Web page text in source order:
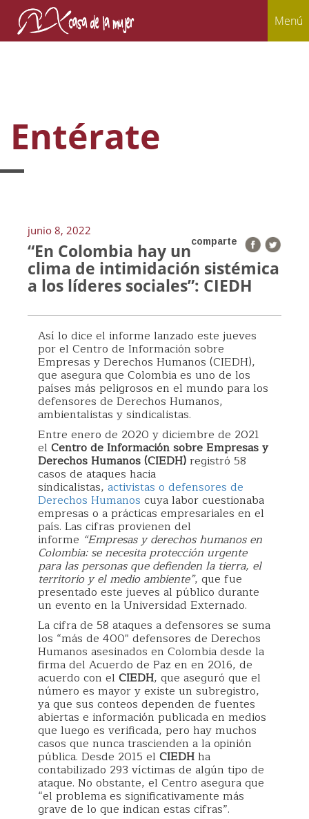
Menú
Entérate
junio 8, 2022
comparte
“En Colombia hay un
clima de intimidación sistémica
a los líderes sociales”: CIEDH
Así lo dice el informe lanzado este jueves
por el Centro de Información sobre
Empresas y Derechos Humanos (CIEDH),
que asegura que Colombia es uno de los
países más peligrosos en el mundo para los
defensores de Derechos Humanos,
ambientalistas y sindicalistas.
Entre enero de 2020 y diciembre de 2021
el Centro de Información sobre Empresas y
Derechos Humanos (CIEDH)registró 58
casos de ataques hacia
sindicalistas, activistas o defensores de
Derechos Humanos cuya labor cuestionaba
empresas o a prácticas empresariales en el
país. Las cifras provienen del
informe “Empresas y derechos humanos en
Colombia: se necesita protección urgente
para las personas que defienden la tierra, el
territorio y el medio ambiente”, que fue
presentado este jueves al público durante
un evento en la Universidad Externado.
La cifra de 58 ataques a defensores se suma
los “más de 400″ defensores de Derechos
Humanos asesinados en Colombia desde la
firma del Acuerdo de Paz en en 2016, de
acuerdo con el CIEDH, que aseguró que el
número es mayor y existe un subregistro,
ya que sus conteos dependen de fuentes
abiertas e información publicada en medios
que luego es verificada, pero hay muchos
casos que nunca trascienden a la opinión
pública. Desde 2015 el CIEDHha
contabilizado 293 víctimas de algún tipo de
ataque. No obstante, el Centro asegura que
“el problema es significativamente más
grave de lo que indican estas cifras”.